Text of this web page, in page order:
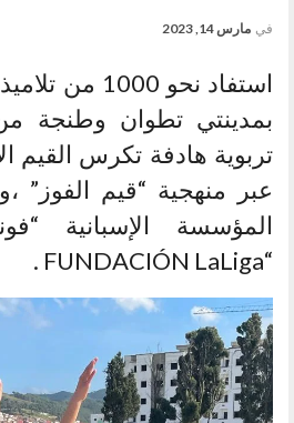
في مارس 14, 2023
استفاد نحو
بمدينتي تطوان وطنجة
تربوية هادفة تكرس القيم
عبر منهجية “قيم
المؤسسة الإسبانية
“FUNDACIÓN LaLiga .